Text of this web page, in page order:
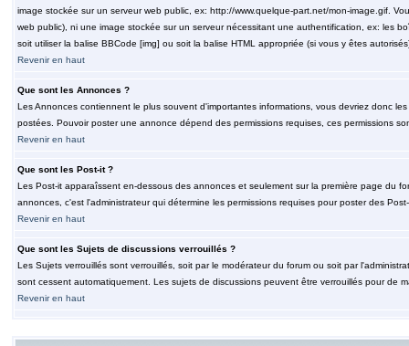
image stockée sur un serveur web public, ex: http://www.quelque-part.net/mon-image.gif.
web public), ni une image stockée sur un serveur nécessitant une authentification, ex: les
soit utiliser la balise BBCode [img] ou soit la balise HTML appropriée (si vous y êtes
Revenir en haut
Que sont les Annonces ?
Les Annonces contiennent le plus souvent d'importantes informations, vous devriez donc
postées. Pouvoir poster une annonce dépend des permissions requises, ces permissions
Revenir en haut
Que sont les Post-it ?
Les Post-it apparaîssent en-dessous des annonces et seulement sur la première page du
annonces, c'est l'administrateur qui détermine les permissions requises pour poster des
Revenir en haut
Que sont les Sujets de discussions verrouillés ?
Les Sujets verrouillés sont verrouillés, soit par le modérateur du forum ou soit par
sont cessent automatiquement. Les sujets de discussions peuvent être verrouillés pour de
Revenir en haut